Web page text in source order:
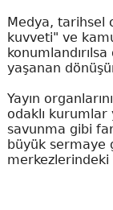
Medya, tarihsel
kuvveti" ve
yaşanan
Yayın
odaklı
savunma gibi
büyük sermaye
merkezlerindeki